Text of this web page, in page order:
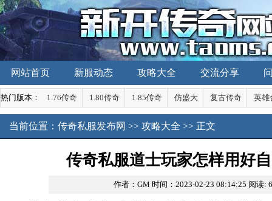
网站首页 新服动态 攻略大全 交流分享
热门版本： 1.76传奇 1.80传奇 1.85传奇 仿盛大 复古传奇 英雄
当前位置： 传奇私服发布网 >> 攻略大全 >> 正文
传奇私服道士玩家怎样用好
作者：GM 时间：2023-02-23 08:14:25 阅读: